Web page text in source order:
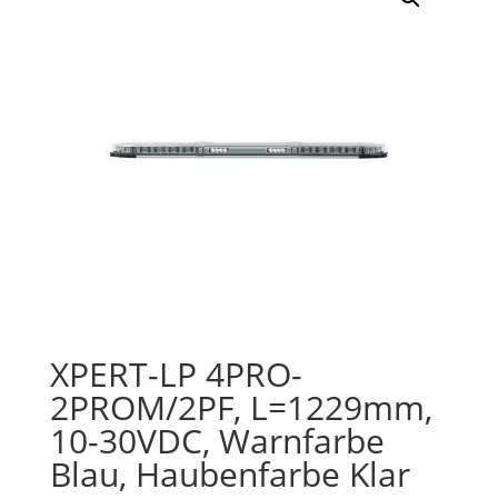
XPERT-LP 4PRO-
2PROM/2PF, L=1229mm,
10-30VDC, Warnfarbe
Blau, Haubenfarbe Klar